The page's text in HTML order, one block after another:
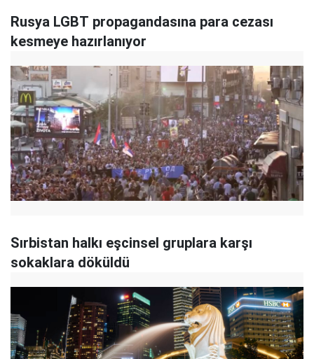
Rusya LGBT propagandasına para cezası
kesmeye hazırlanıyor
Sırbistan halkı eşcinsel gruplara karşı
sokaklara döküldü